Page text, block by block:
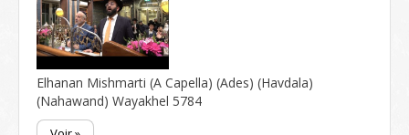
Elhanan Mishmarti (A Capella) (Ades) (Havdala)
(Nahawand) Wayakhel 5784